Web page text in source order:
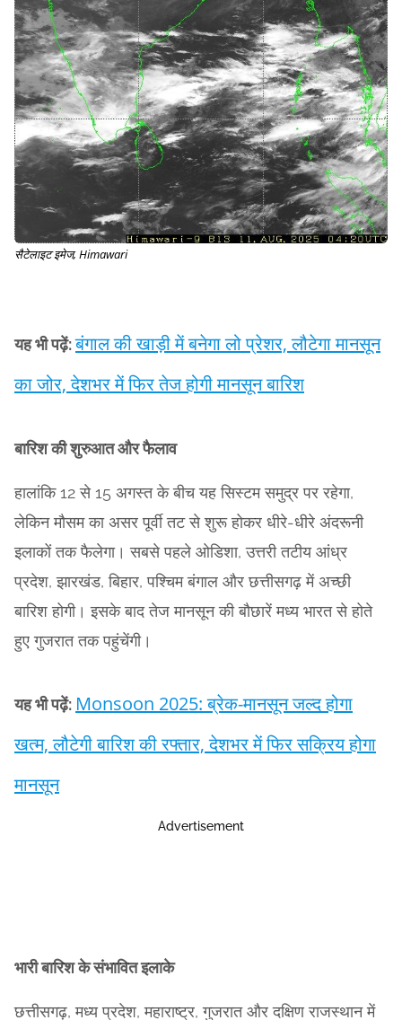
सैटेलाइट इमेज, Himawari
यह भी पढ़ें:बंगाल की खाड़ी में बनेगा लो प्रेशर, लौटेगा मानसून
का जोर, देशभर में फिर तेज होगी मानसून बारिश
बारिश की शुरुआत और फैलाव
हालांकि 12 से 15 अगस्त के बीच यह सिस्टम समुद्र पर रहेगा,
लेकिन मौसम का असर पूर्वी तट से शुरू होकर धीरे-धीरे अंदरूनी
इलाकों तक फैलेगा। सबसे पहले ओडिशा, उत्तरी तटीय आंध्र
प्रदेश, झारखंड, बिहार, पश्चिम बंगाल और छत्तीसगढ़ में अच्छी
बारिश होगी। इसके बाद तेज मानसून की बौछारें मध्य भारत से होते
हुए गुजरात तक पहुंचेंगी।
यह भी पढ़ें: Monsoon 2025: ब्रेक-मानसून जल्द होगा
खत्म, लौटेगी बारिश की रफ्तार, देशभर में फिर सक्रिय होगा
मानसून
Advertisement
भारी बारिश के संभावित इलाके
छत्तीसगढ़, मध्य प्रदेश, महाराष्ट्र, गुजरात और दक्षिण राजस्थान में